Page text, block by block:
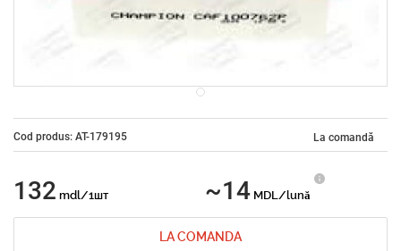
Cod produs: AT-179195 La comandă
132 mdl/1шт ~14 MDL/lună
LA COMANDA